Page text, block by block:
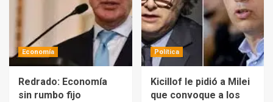
Economía
Redrado: Economía
sin rumbo fijo
Política
Kicillof le pidió a Milei
que convoque a los